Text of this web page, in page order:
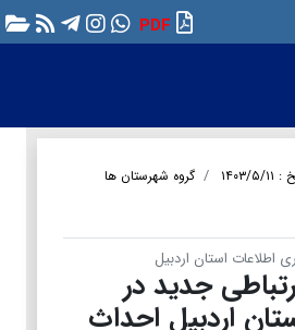
PDF
گروه شهرستان ها
اطلاعات استان اردبیل
جدید در
اردبیل احداث